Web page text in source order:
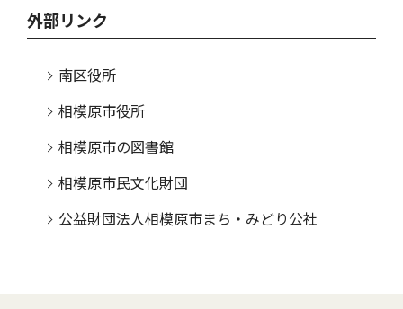
外部リンク
南区役所
相模原市役所
相模原市の図書館
相模原市民文化財団
公益財団法人相模原市まち・みどり公社